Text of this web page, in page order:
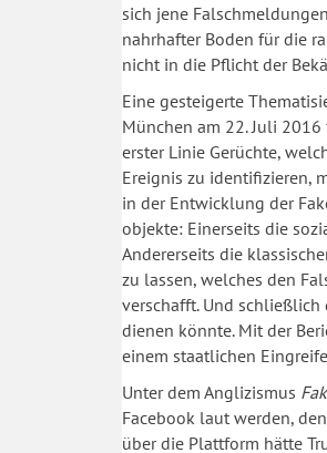
sich jene
nahrhafter Boden für die
nicht in die Pflicht der
Eine gesteigerte
München am 22. Juli 2016
erster Linie Gerüchte,
Ereignis zu identifizieren,
in der Entwicklung der
objekte: Einerseits die
Andererseits die
zu lassen, welches den
verschafft. Und
dienen könnte. Mit der
einem staatlichen
Unter dem Anglizismus
Facebook laut werden,
über die Plattform hätte